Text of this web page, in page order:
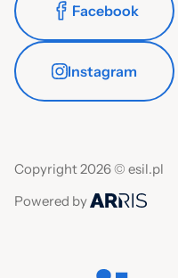
Facebook
Instagram
Copyright 2026 © esil.pl
Powered by